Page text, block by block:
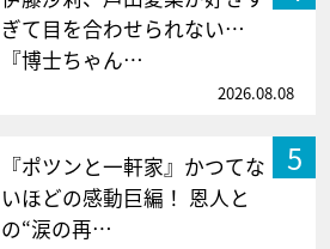
ぎて目を合わせられない…
『博士ちゃん…
2026.08.08
5
『ポツンと一軒家』かつてな
いほどの感動巨編！ 恩人と
の“涙の再…